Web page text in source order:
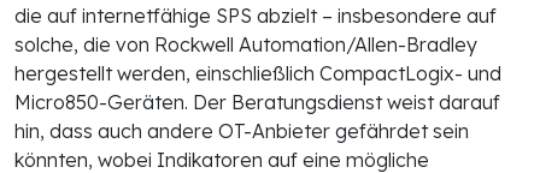
die auf internetfähige SPS abzielt – insbesondere auf
solche, die von Rockwell Automation/Allen-Bradley
hergestellt werden, einschließlich CompactLogix- und
Micro850-Geräten. Der Beratungsdienst weist darauf
hin, dass auch andere OT-Anbieter gefährdet sein
könnten, wobei Indikatoren auf eine mögliche